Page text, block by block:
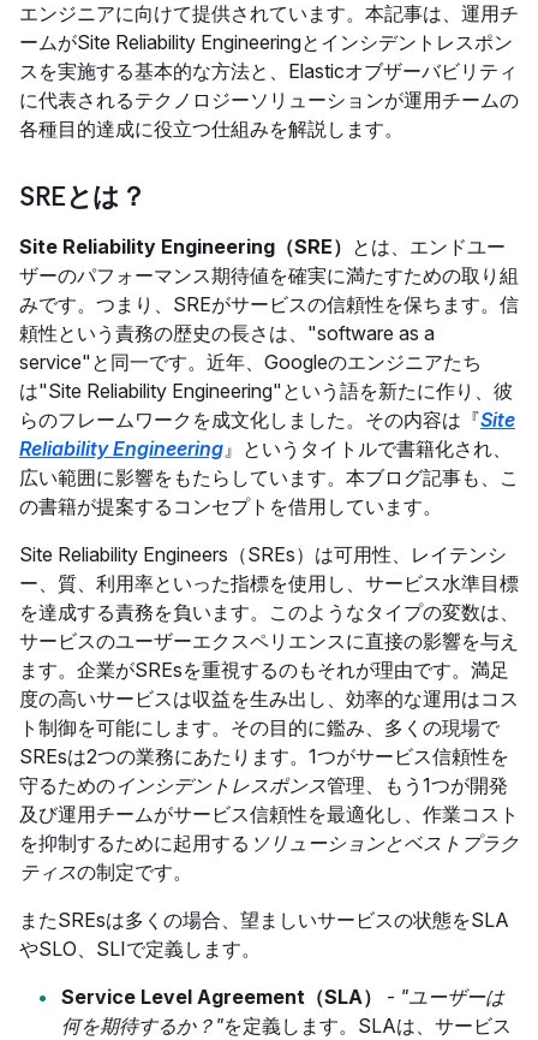
エンジニアに向けて提供されています。本記事は、運用チ
ームがSite Reliability Engineeringとインシデントレスポン
スを実施する基本的な方法と、Elasticオブザーバビリティ
に代表されるテクノロジーソリューションが運用チームの
各種目的達成に役立つ仕組みを解説します。
SREとは？
Site Reliability Engineering（SRE） とは、エンドユー
ザーのパフォーマンス期待値を確実に満たすための取り組
みです。つまり、SREがサービスの信頼性を保ちます。信
頼性という責務の歴史の長さは、"software as a
service"と同一です。近年、Googleのエンジニアたち
は"Site Reliability Engineering"という語を新たに作り、彼
らのフレームワークを成文化しました。その内容は『Site
Reliability Engineering』というタイトルで書籍化され、
広い範囲に影響をもたらしています。本ブログ記事も、こ
の書籍が提案するコンセプトを借用しています。
Site Reliability Engineers（SREs）は可用性、レイテンシ
ー、質、利用率といった指標を使用し、サービス水準目標
を達成する責務を負います。このようなタイプの変数は、
サービスのユーザーエクスペリエンスに直接の影響を与え
ます。企業がSREsを重視するのもそれが理由です。満足
度の高いサービスは収益を生み出し、効率的な運用はコス
ト制御を可能にします。その目的に鑑み、多くの現場で
SREsは2つの業務にあたります。1つがサービス信頼性を
守るためのインシデントレスポンス管理、もう1つが開発
及び運用チームがサービス信頼性を最適化し、作業コスト
を抑制するために起用する ソリューションとベストプラク
ティスの制定です。
またSREsは多くの場合、望ましいサービスの状態をSLA
やSLO、SLIで定義します。
Service Level Agreement（SLA）
- "ユーザーは
何を期待するか？"を定義します。SLAは、サービス